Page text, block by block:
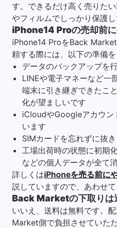
す。できるだけ高く売りた
やフィルムでしっかり保護
iPhone14 Proの売却前に
iPhone14 ProをBack
頼する際には、以下の準備を
データのバックアップを
LINEや電子マネーなど一
端末に引き継ぎできたこ
化が望ましいです
iCloudやGoogleアカウン
います
SIMカードを忘れずに抜
工場出荷時の状態に初期
などの個人データが全て
詳しくはiPhoneを売る前に
説していますので、あわせて
Back Marketの下取りは
いいえ、送料は無料です。
Market側で負担させていた